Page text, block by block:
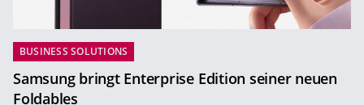
BUSINESS SOLUTIONS
Samsung bringt Enterprise Edition seiner neuen
Foldables